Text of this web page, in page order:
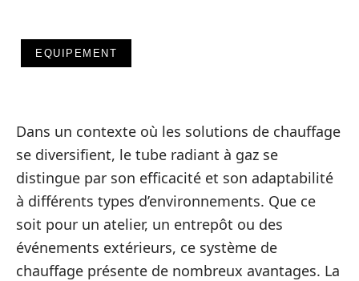
EQUIPEMENT
Dans un contexte où les solutions de chauffage
se diversifient, le tube radiant à gaz se
distingue par son efficacité et son adaptabilité
à différents types d’environnements. Que ce
soit pour un atelier, un entrepôt ou des
événements extérieurs, ce système de
chauffage présente de nombreux avantages. La